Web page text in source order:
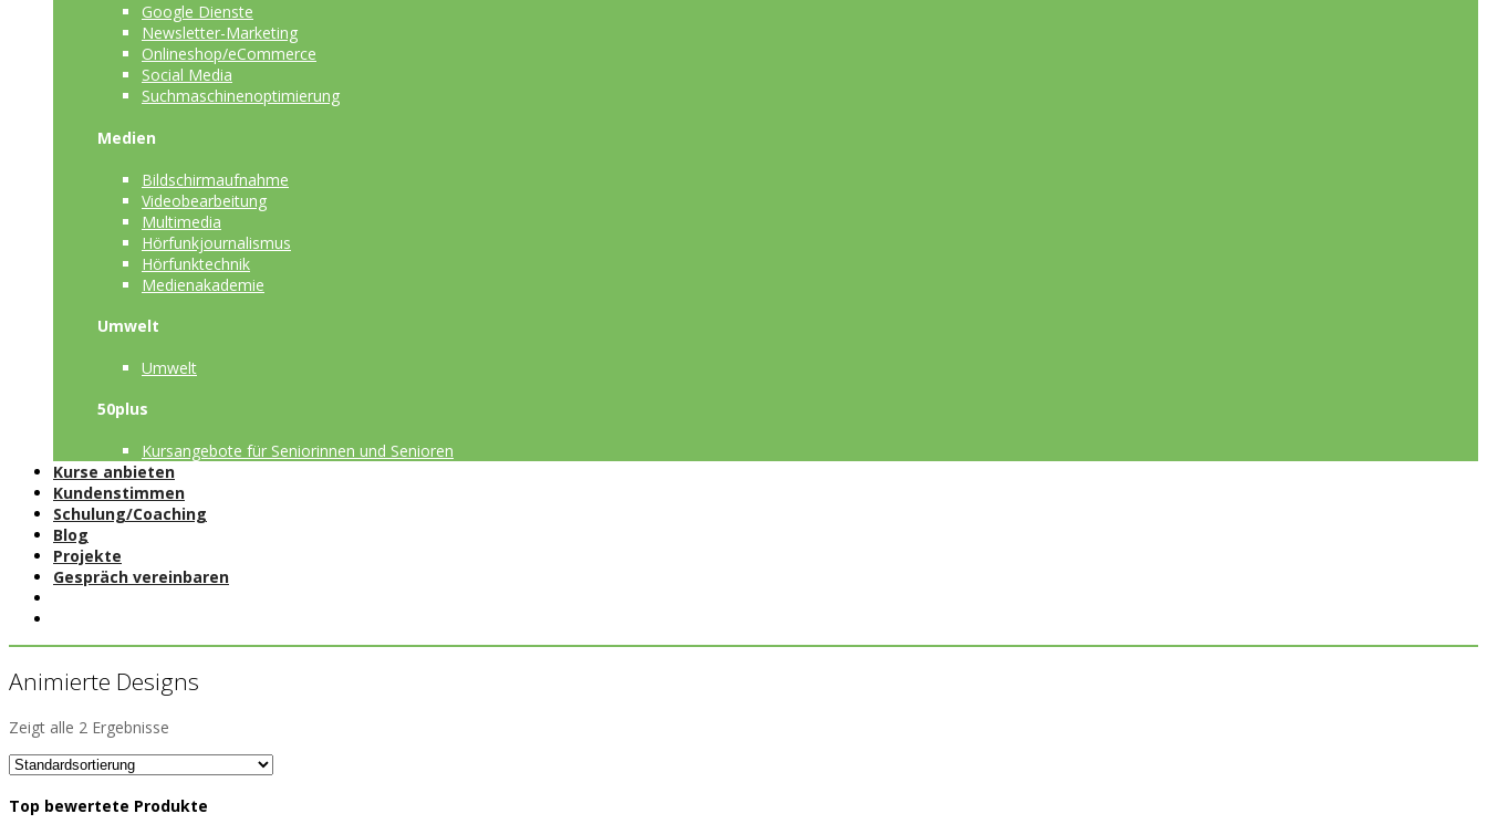
Google Dienste
Newsletter-Marketing
Onlineshop/eCommerce
Social Media
Suchmaschinenoptimierung
Medien
Bildschirmaufnahme
Videobearbeitung
Multimedia
Hörfunkjournalismus
Hörfunktechnik
Medienakademie
Umwelt
Umwelt
50plus
Kursangebote für Seniorinnen und Senioren
Kurse anbieten
Kundenstimmen
Schulung/Coaching
Blog
Projekte
Gespräch vereinbaren
Animierte Designs
Zeigt alle 2 Ergebnisse
Top bewertete Produkte